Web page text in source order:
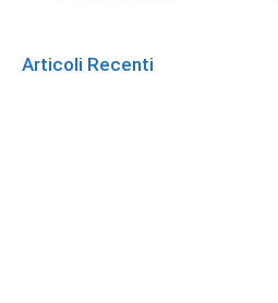
Articoli Recenti